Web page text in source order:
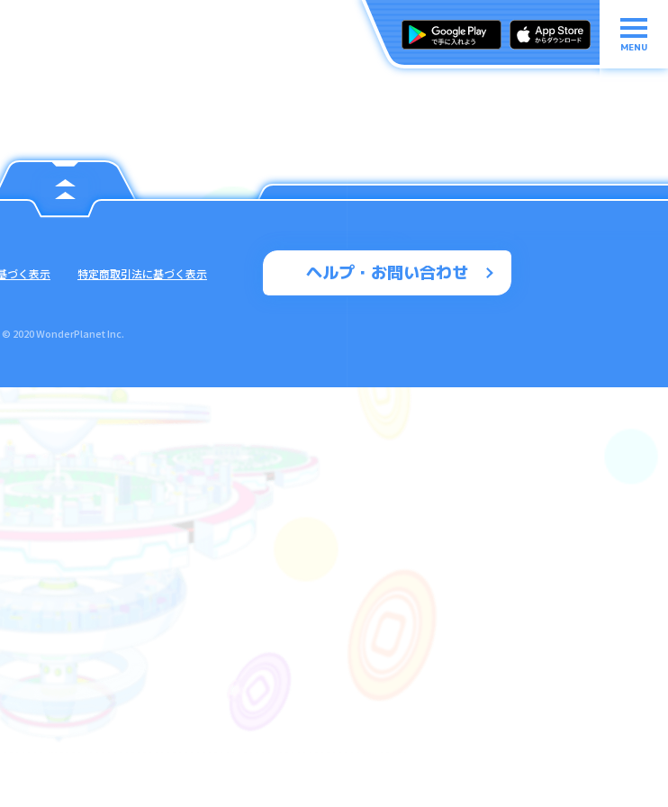
MENU
ヘルプ・お問い合わせ
づく表示 特定商取引法に基づく表示
© 2020 WonderPlanet Inc.